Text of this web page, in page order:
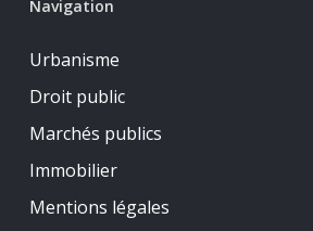
Navigation
Urbanisme
Droit public
Marchés publics
Immobilier
Mentions légales